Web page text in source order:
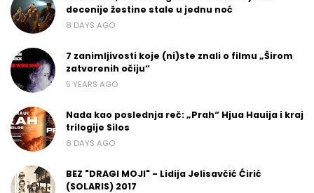
decenije žestine stale u jednu noć
8 DAYS AGO
7 zanimljivosti koje (ni)ste znali o filmu „Širom
zatvorenih očiju“
5 YEARS AGO
Nada kao poslednja reč: „Prah“ Hjua Hauija i kraj
trilogije Silos
8 DAYS AGO
BEZ "DRAGI MOJI" - Lidija Jelisavčić Ćirić
(SOLARIS) 2017